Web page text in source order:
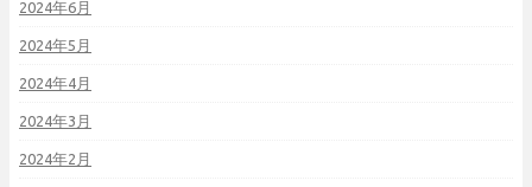
2024年6月
2024年5月
2024年4月
2024年3月
2024年2月